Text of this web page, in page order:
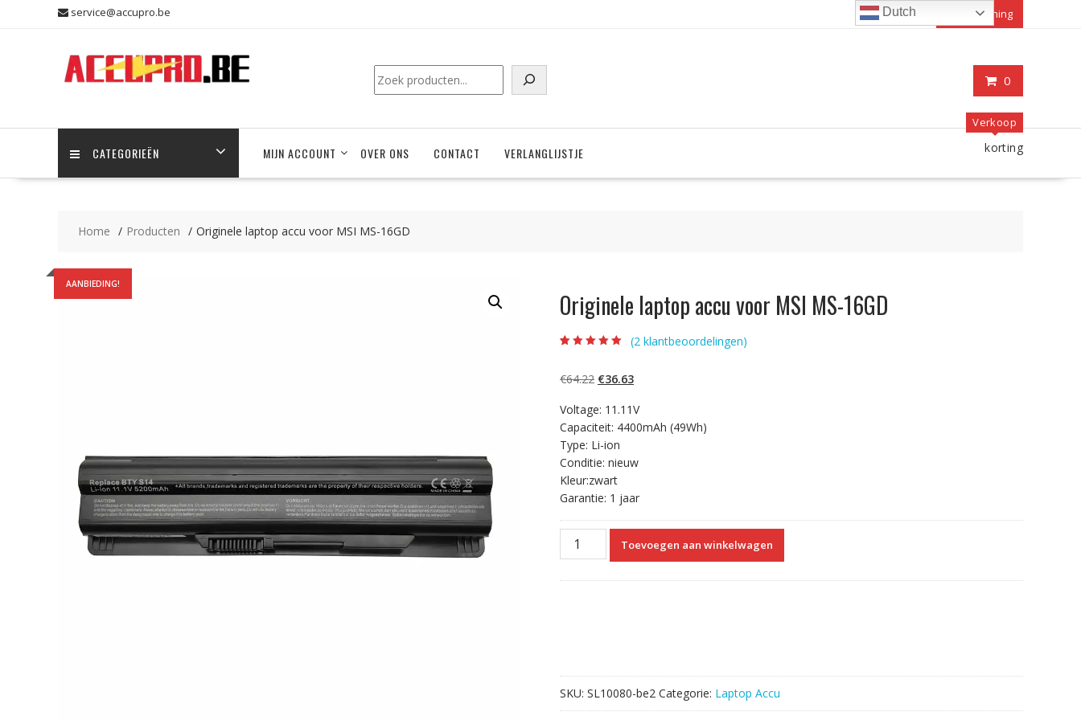
service@accupro.be Mijn rekening
0
Zoeken
CATEGORIEËN MIJN ACCOUNT OVER ONS CONTACT VERLANGLIJSTJE
Verkoop
korting
Home Producten Originele laptop accu voor MSI MS-16GD
AANBIEDING!
Originele laptop accu voor MSI MS-16GD
gebaseerd op
klantbeoordelinge
(2 klantbeoordelingen)
€64.22 Oorspronkelijke
was:
€64.22.
€36.63Huidige
is:
€36.63.
Voltage: 11.11V
Capaciteit: 4400mAh (49Wh)
Type: Li-ion
Conditie: nieuw
Kleur:zwart
Garantie: 1 jaar
Originele
laptop
Toevoegen aan winkelwagen
SKU: SL10080-be2 Categorie: Laptop Accu
Dutch